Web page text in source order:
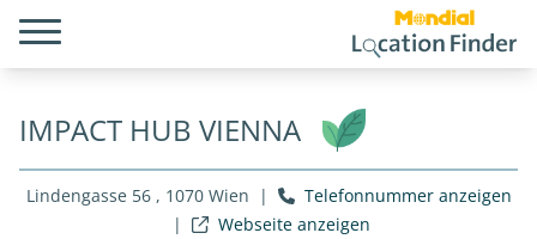
IMPACT HUB VIENNA
Lindengasse 56 , 1070 Wien |
Telefonnummer anzeigen
|
Webseite anzeigen